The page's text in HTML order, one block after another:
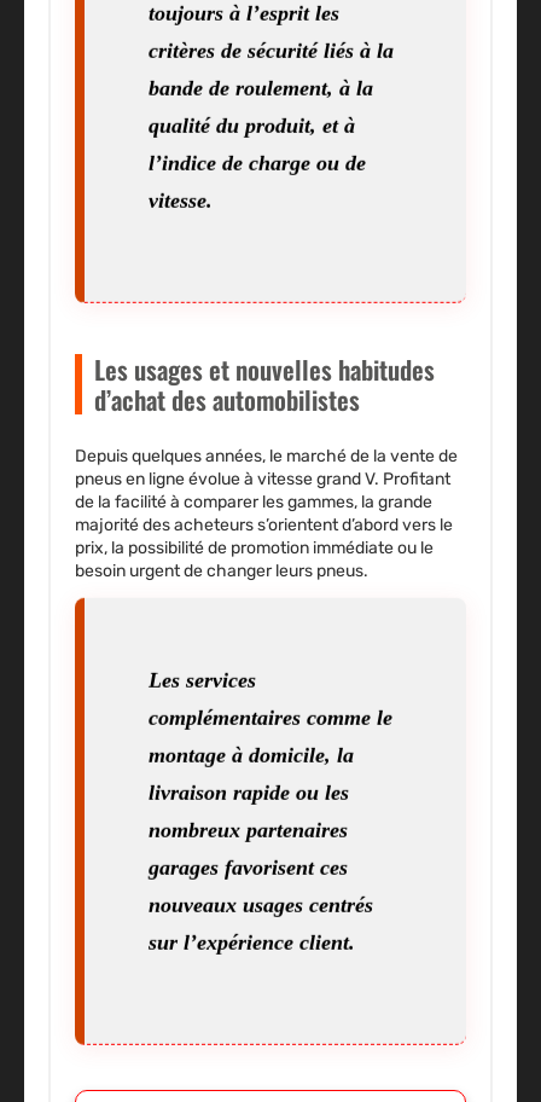
toujours à l’esprit les
critères de sécurité liés à la
bande de roulement, à la
qualité du produit, et à
l’indice de charge ou de
vitesse.
Les usages et nouvelles habitudes
d’achat des automobilistes
Depuis quelques années, le marché de la vente de
pneus en ligne évolue à vitesse grand V. Profitant
de la facilité à comparer les gammes, la grande
majorité des acheteurs s’orientent d’abord vers le
prix, la possibilité de promotion immédiate ou le
besoin urgent de changer leurs pneus.
Les services
complémentaires comme le
montage à domicile, la
livraison rapide ou les
nombreux partenaires
garages favorisent ces
nouveaux usages centrés
sur l’expérience client.